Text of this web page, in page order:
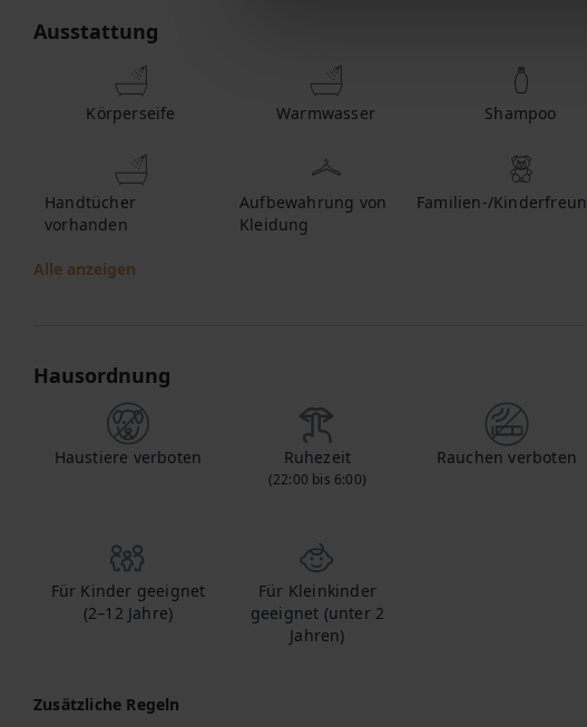
Ausstattung
Körperseife Warmwasser Shampoo
Handtücher
vorhanden
Aufbewahrung von
Kleidung
Familien-/
Alle anzeigen
Hausordnung
Haustiere verboten Ruhezeit
(22:00 bis 6:00)
Rauchen verboten
Für Kinder geeignet
(2–12 Jahre)
Für Kleinkinder
geeignet (unter 2
Jahren)
Zusätzliche Regeln